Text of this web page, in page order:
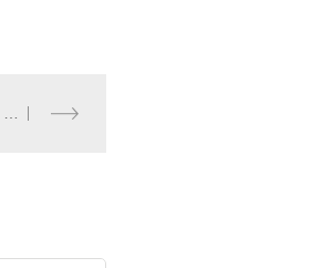
吊钩 组件 ，吊钩卡扣，新款片状 钩组件83665933 DC5 Gr. 3. 3 pcs